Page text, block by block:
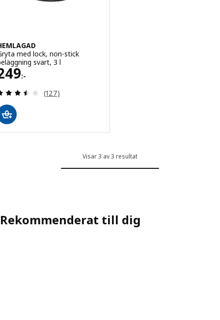
med lock, non-stick
svart, 3 l
:-
249:-
Recensera: 3.5 utav 5 stjärnor. Totalt antal
(127)
Visar 3 av 3 resultat
Rekommenderat till dig